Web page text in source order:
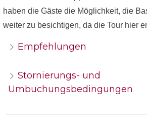
haben die Gäste die Möglichkeit, die
weiter zu besichtigen, da die Tour hier
Empfehlungen
Stornierungs- und
Umbuchungsbedingungen